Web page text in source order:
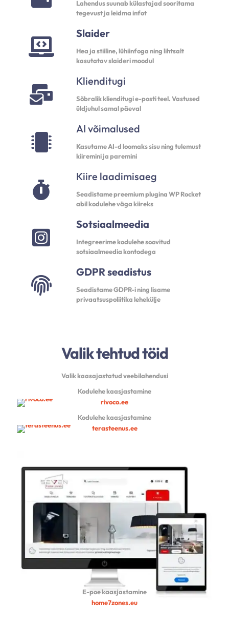
Lahendus suunab külastajad sooritama
tegevust ja leidma infot
Slaider
Hea ja stiiline, lühiinfoga ning lihtsalt
kasutatav slaideri moodul
Klienditugi
Sõbralik klienditugi e-posti teel. Vastused
üldjuhul samal päeval
AI võimalused
Kasutame AI-d loomaks sisu ning tulemust
kiiremini ja paremini
Kiire laadimisaeg
Seadistame preemium plugina WP Rocket
abil kodulehe väga kiireks
Sotsiaalmeedia
Integreerime kodulehe soovitud
sotsiaalmeedia kontodega
GDPR seadistus
Seadistame GDPR-i ning lisame
privaatsuspoliitika lehekülje
Valik tehtud töid
Valik kaasajastatud veebilahendusi
Kodulehe kaasjastamine
rivoco.ee
Kodulehe kaasjastamine
terasteenus.ee
E-poe kaasjastamine
home7zones.eu